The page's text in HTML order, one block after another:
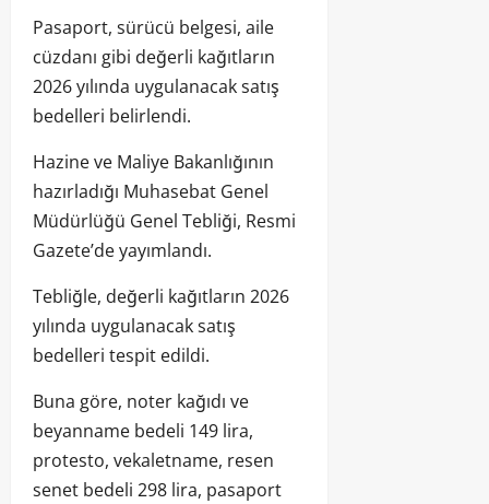
Pasaport, sürücü belgesi, aile
cüzdanı gibi değerli kağıtların
2026 yılında uygulanacak satış
bedelleri belirlendi.
Hazine ve Maliye Bakanlığının
hazırladığı Muhasebat Genel
Müdürlüğü Genel Tebliği, Resmi
Gazete’de yayımlandı.
Tebliğle, değerli kağıtların 2026
yılında uygulanacak satış
bedelleri tespit edildi.
Buna göre, noter kağıdı ve
beyanname bedeli 149 lira,
protesto, vekaletname, resen
senet bedeli 298 lira, pasaport